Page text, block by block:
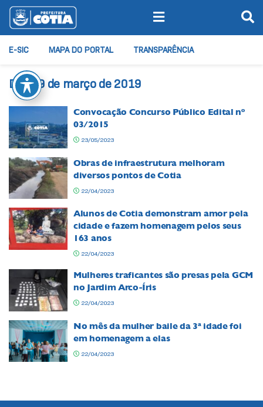
E-SIC MAPA DO PORTAL TRANSPARÊNCIA
Dia:29 de março de 2019
Convocação Concurso Público Edital nº
03/2015
23/05/2023
Obras de infraestrutura melhoram
diversos pontos de Cotia
22/04/2023
Alunos de Cotia demonstram amor pela
cidade e fazem homenagem pelos seus
163 anos
22/04/2023
Mulheres traficantes são presas pela GCM
no Jardim Arco-Íris
22/04/2023
No mês da mulher baile da 3ª idade foi
em homenagem a elas
22/04/2023